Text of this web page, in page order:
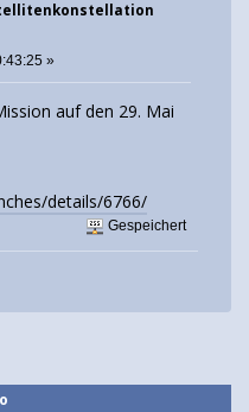
»
auf den 29. Mai
details/6766/
Gespeichert